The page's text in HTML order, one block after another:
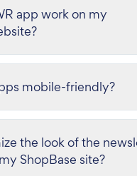
app work on my
mobile-friendly?
the look of the
ShopBase site?